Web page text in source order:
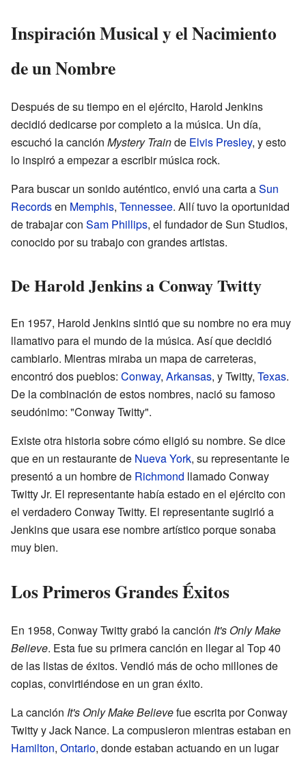
Inspiración Musical y el Nacimiento
de un Nombre
Después de su tiempo en el ejército, Harold Jenkins
decidió dedicarse por completo a la música. Un día,
escuchó la canción Mystery Trainde Elvis Presley, y esto
lo inspiró a empezar a escribir música rock.
Para buscar un sonido auténtico, envió una carta aSun
Recordsen Memphis, Tennessee. Allí tuvo la oportunidad
de trabajar con Sam Phillips, el fundador de Sun Studios,
conocido por su trabajo con grandes artistas.
De Harold Jenkins a Conway Twitty
En 1957, Harold Jenkins sintió que su nombre no era muy
llamativo para el mundo de la música. Así que decidió
cambiarlo. Mientras miraba un mapa de carreteras,
encontró dos pueblos: Conway, Arkansas, y Twitty, Texas.
De la combinación de estos nombres, nació su famoso
seudónimo: "Conway Twitty".
Existe otra historia sobre cómo eligió su nombre. Se dice
que en un restaurante de Nueva York, su representante le
presentó a un hombre de Richmond llamado Conway
Twitty Jr. El representante había estado en el ejército con
el verdadero Conway Twitty. El representante sugirió a
Jenkins que usara ese nombre artístico porque sonaba
muy bien.
Los Primeros Grandes Éxitos
En 1958, Conway Twitty grabó la canción It's Only Make
Believe. Esta fue su primera canción en llegar al Top 40
de las listas de éxitos. Vendió más de ocho millones de
copias, convirtiéndose en un gran éxito.
La canción It's Only Make Believefue escrita por Conway
Twitty y Jack Nance. La compusieron mientras estaban en
Hamilton, Ontario, donde estaban actuando en un lugar